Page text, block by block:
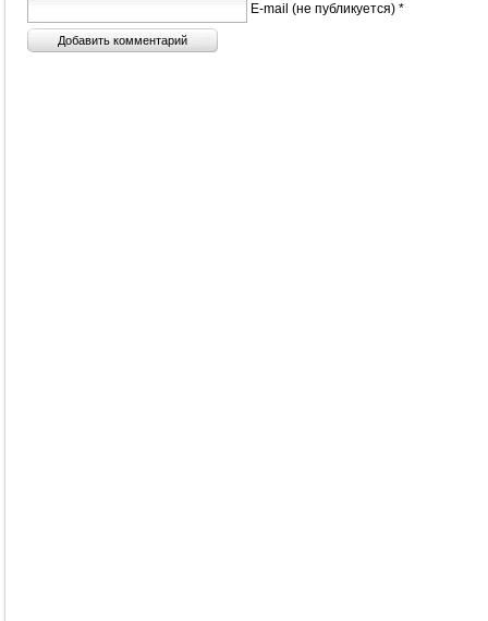
E-mail (не публикуется) *